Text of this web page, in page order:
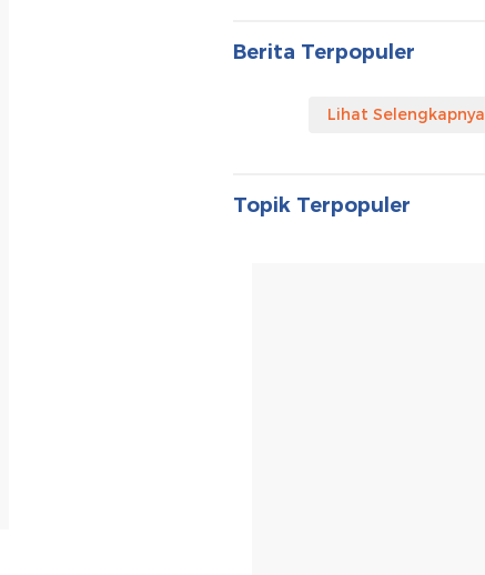
Berita Terpopuler
Lihat Selengkapnya
Topik Terpopuler